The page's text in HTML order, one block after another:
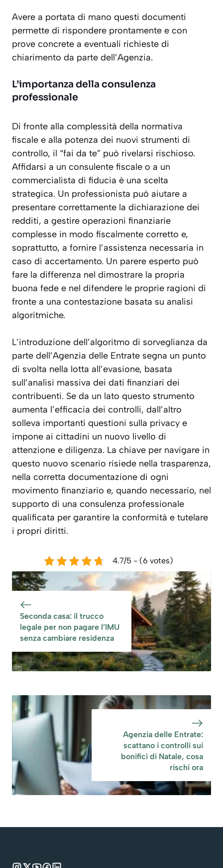
Avere a portata di mano questi documenti
permette di rispondere prontamente e con
prove concrete a eventuali richieste di
chiarimento da parte dell’Agenzia.
L’importanza della consulenza
professionale
Di fronte alla complessità della normativa
fiscale e alla potenza dei nuovi strumenti di
controllo, il “fai da te” può rivelarsi rischioso.
Affidarsi a un consulente fiscale o a un
commercialista di fiducia è una scelta
strategica. Un professionista può aiutare a
presentare correttamente la dichiarazione dei
redditi, a gestire operazioni finanziarie
complesse in modo fiscalmente corretto e,
soprattutto, a fornire l’assistenza necessaria in
caso di accertamento. Un parere esperto può
fare la differenza nel dimostrare la propria
buona fede e nel difendere le proprie ragioni di
fronte a una contestazione basata su analisi
algoritmiche.
L’introduzione dell’algoritmo di sorveglianza da
parte dell’Agenzia delle Entrate segna un punto
di svolta nella lotta all’evasione, basata
sull’analisi massiva dei dati finanziari dei
contribuenti. Se da un lato questo strumento
aumenta l’efficacia dei controlli, dall’altro
solleva importanti questioni sulla privacy e
impone ai cittadini un nuovo livello di
attenzione e diligenza. La chiave per navigare in
questo nuovo scenario risiede nella trasparenza,
nella corretta documentazione di ogni
movimento finanziario e, quando necessario, nel
supporto di una consulenza professionale
qualificata per garantire la conformità e tutelare
i propri diritti.
4.7/5 - (6 votes)
Seconda casa: il trucco
legale per non pagare l’IMU
senza cambiare residenza
Agenzia delle Entrate:
scattano i controlli sui
bonifici di Natale, cosa
rischi ora